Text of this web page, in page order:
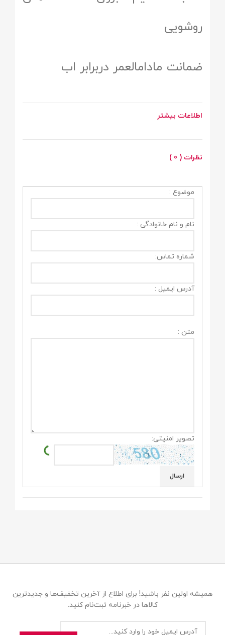
روشویی
ضمانت مادامالعمر دربرابر اب
اطلاعات بیشتر
نظرات ( 0 )
موضوع :
نام و نام خانوادگی :
شماره تماس:
آدرس ایمیل :
متن :
تصویر امنیتی:
همیشه اولین نفر باشید! برای اطلاع از آخرین تخفیف‌ها و جدیدترین
کالاها در خبرنامه ثبت‌نام کنید.